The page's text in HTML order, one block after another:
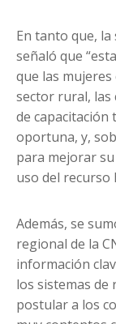
En tanto que,
señaló que
que las
sector rural, las
de
oportuna, y,
para mejorar
uso del recurso
Además, se
regional de la
información
los sistemas de
postular a los